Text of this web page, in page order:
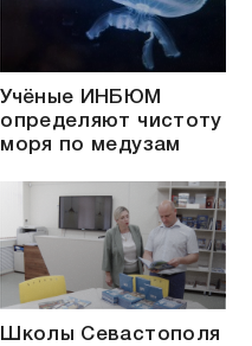
Учёные ИНБЮМ
определяют чистоту
моря по медузам
Школы Севастополя